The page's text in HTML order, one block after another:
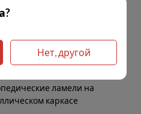
ламели на
каркасе
Нет, другой